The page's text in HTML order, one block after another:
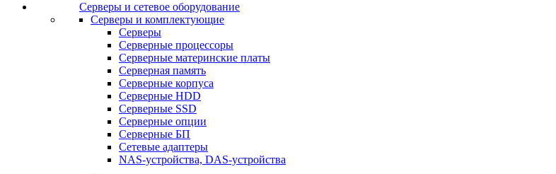
Серверы и сетевое оборудование
Серверы и комплектующие
Серверы
Серверные процессоры
Серверные материнские платы
Серверная память
Серверные корпуса
Серверные HDD
Серверные SSD
Серверные опции
Серверные БП
Сетевые адаптеры
NAS-устройства, DAS-устройства